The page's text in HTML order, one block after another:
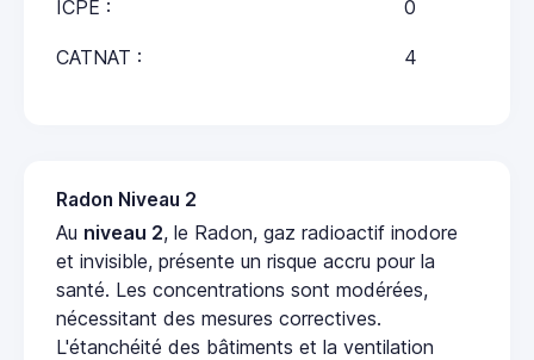
ICPE : 0
CATNAT : 4
Radon Niveau 2
Au niveau 2, le Radon, gaz radioactif inodore
et invisible, présente un risque accru pour la
santé. Les concentrations sont modérées,
nécessitant des mesures correctives.
L'étanchéité des bâtiments et la ventilation